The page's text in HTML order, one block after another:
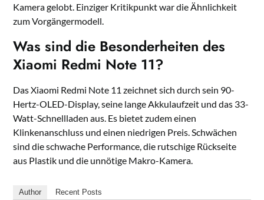
Kamera gelobt. Einziger Kritikpunkt war die Ähnlichkeit
zum Vorgängermodell.
Was sind die Besonderheiten des
Xiaomi Redmi Note 11?
Das Xiaomi Redmi Note 11 zeichnet sich durch sein 90-
Hertz-OLED-Display, seine lange Akkulaufzeit und das 33-
Watt-Schnellladen aus. Es bietet zudem einen
Klinkenanschluss und einen niedrigen Preis. Schwächen
sind die schwache Performance, die rutschige Rückseite
aus Plastik und die unnötige Makro-Kamera.
Author Recent Posts